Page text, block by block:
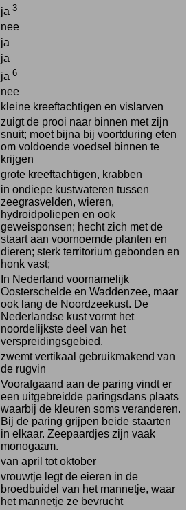
ja 3
nee
ja
ja
ja 6
nee
kleine kreeftachtigen en vislarven
zuigt de prooi naar binnen met zijn
snuit; moet bijna bij voortduring eten
om voldoende voedsel binnen te
krijgen
grote kreeftachtigen, krabben
in ondiepe kustwateren tussen
zeegrasvelden, wieren,
hydroidpoliepen en ook
geweisponsen; hecht zich met de
staart aan voornoemde planten en
dieren; sterk territorium gebonden en
honk vast;
In Nederland voornamelijk
Oosterschelde en Waddenzee, maar
ook lang de Noordzeekust. De
Nederlandse kust vormt het
noordelijkste deel van het
verspreidingsgebied.
zwemt vertikaal gebruikmakend van
de rugvin
Voorafgaand aan de paring vindt er
een uitgebreidde paringsdans plaats
waarbij de kleuren soms veranderen.
Bij de paring grijpen beide staarten
in elkaar. Zeepaardjes zijn vaak
monogaam.
van april tot oktober
vrouwtje legt de eieren in de
broedbuidel van het mannetje, waar
het mannetje ze bevrucht